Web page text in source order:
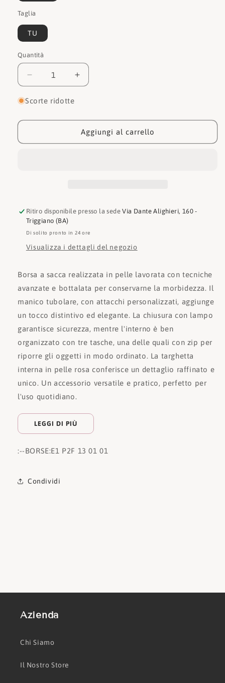
Taglia
TU
Quantità
Quantità
Diminuisci
quantità
per
Borsa
E1P2F130101
Aumenta
quantità
Borsa
E1P2F130101
Scorte ridotte
Aggiungi al carrello
Ritiro disponibile presso la sedeVia Dante Alighieri, 160 -
Triggiano (BA)
Di solito pronto in 24 ore
Visualizza i dettagli del negozio
Borsa a sacca realizzata in pelle lavorata con tecniche
avanzate e bottalata per conservarne la morbidezza. Il
manico tubolare, con attacchi personalizzati, aggiunge
un tocco distintivo ed elegante. La chiusura con lampo
garantisce sicurezza, mentre l'interno è ben
organizzato con tre tasche, una delle quali con zip per
riporre gli oggetti in modo ordinato. La targhetta
interna in pelle rosa conferisce un dettaglio raffinato e
unico. Un accessorio versatile e pratico, perfetto per
l'uso quotidiano.
LEGGI DI PIÙ
:--BORSE:E1 P2F 13 01 01
Condividi
Azienda
Chi Siamo
Il Nostro Store